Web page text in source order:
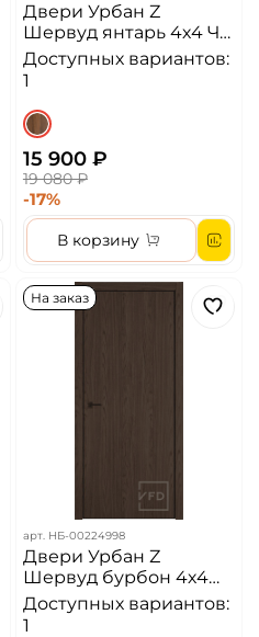
Двери Урбан Z
Шервуд янтарь 4х4 ЧК
Алюминиевая кромка
ДГ
Доступных вариантов:
1
15 900 ₽
19 080 ₽
-17%
В корзину
На заказ
арт. НБ-00224998
Двери Урбан Z
Шервуд бурбон 4х4
ЧК Алюминиевая
кромка ДГ
Доступных вариантов:
1